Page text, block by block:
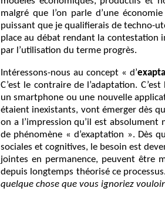
malgré que l’on parle d’une
puissant que je qualifierais de techno-
place au débat rendant la contestation
par l’utilisation du terme progrès.
Intéressons-nous au concept « d’
C’est le contraire de l’adaptation.
un smartphone ou une nouvelle
étaient inexistants, vont émerger dès
on a l’impression qu’il est absolument
de phénomène « d’exaptation ». Dès
sociales et cognitives, le besoin est
jointes en permanence, peuvent être
depuis longtemps théorisé ce
quelque chose que vous ignoriez